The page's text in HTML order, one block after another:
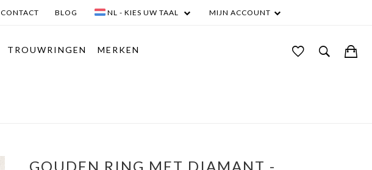
CONTACT BLOG NL - KIES UW TAAL MIJN ACCOUNT
TROUWRINGEN MERKEN
GOUDEN RING MET DIAMANT -